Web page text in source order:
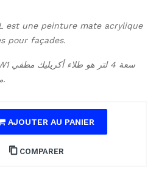
est une peinture mate acrylique
pour façades.
مقاوم للعوامل الجوية للواجهات.
AJOUTER AU PANIER
COMPARER